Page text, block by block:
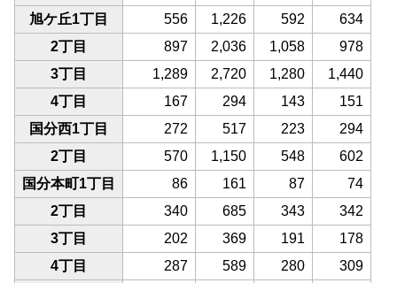
旭ケ丘1丁目
556 1,226 592
634
2丁目
897 2,036 1,058
978
3丁目
1,289 2,720 1,280
1,440
4丁目
167 294 143
151
国分西1丁目
272 517 223
294
2丁目
570 1,150 548
602
国分本町1丁目
86 161 87
74
2丁目
340 685 343
342
3丁目
202 369 191
178
4丁目
287 589 280
309